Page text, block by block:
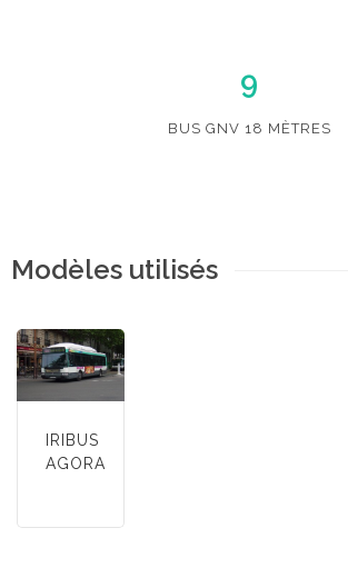
9
BUS GNV 18 MÈTRES
Modèles utilisés
IRIBUS
AGORA